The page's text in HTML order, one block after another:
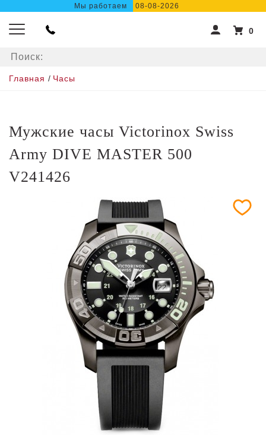
Мы работаем 08-08-2026
0
Главная / Часы
Мужские часы Victorinox Swiss
Army DIVE MASTER 500
V241426